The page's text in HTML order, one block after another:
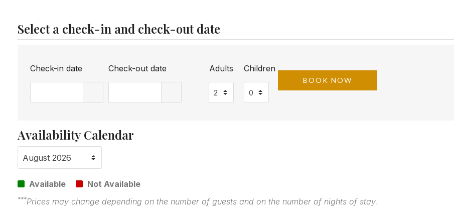
Availability Calendar
Available Not Available
***Prices may change depending on the number of guests and on the number of nights of stay.
Select a check-in and check-out date
Check-in date Check-out date Adults Children